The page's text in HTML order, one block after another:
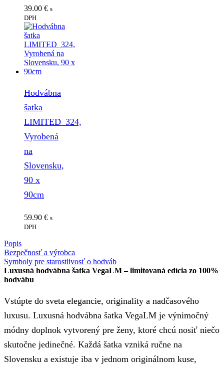
39.00 € s
DPH
Hodvábna
šatka
LIMITED_324,
Vyrobená
na
Slovensku,
90 x
90cm
59.90 € s
DPH
Popis
Bezpečnosť a výrobca
Symboly pre starostlivosť o hodváb
Luxusná hodvábna šatka VegaLM – limitovaná edícia zo 100%
hodvábu
Vstúpte do sveta elegancie, originality a nadčasového
luxusu. Luxusná hodvábna šatka VegaLM je výnimočný
módny doplnok vytvorený pre ženy, ktoré chcú nosiť niečo
skutočne jedinečné. Každá šatka vzniká ručne na
Slovensku a existuje iba v jednom originálnom kuse,